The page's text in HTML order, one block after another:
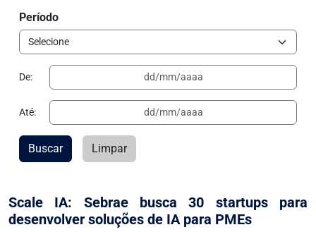
Scale IA: Sebrae busca 30 startups para
desenvolver soluções de IA para PMEs
Período
De:
Até:
Buscar Limpar